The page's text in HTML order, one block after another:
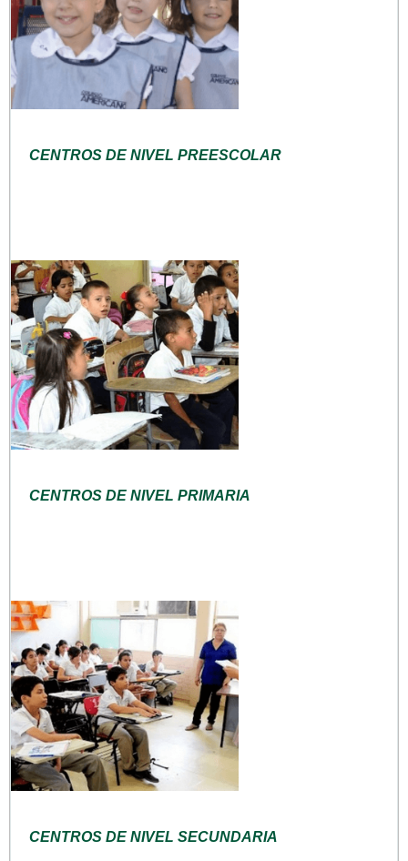
CENTROS DE NIVEL PREESCOLAR
CENTROS DE NIVEL PRIMARIA
CENTROS DE NIVEL SECUNDARIA